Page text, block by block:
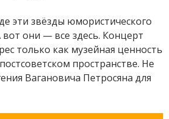
эти звёзды юмористического
они — все здесь. Концерт
только как музейная ценность
пространстве. Не
Вагановича Петросяна для